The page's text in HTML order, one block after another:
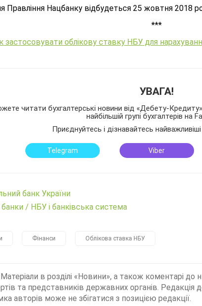
Правління Нацбанку відбудеться 25 жовтня 2018
***
застосовувати облікову ставку НБУ для
УВАГА!
читати бухгалтерські новини від «Дебету-
найбільшій групі бухгалтерів на
Приєднуйтесь і дізнавайтесь
Telegram Viber
банк України
банки / НБУ і банківська система
Фінанси Облікова ставка НБУ
Матеріали в розділі «Новини», а також коментарі до
та представників державних органів. Редакція
авторів може не збігатися з позицією редакції.